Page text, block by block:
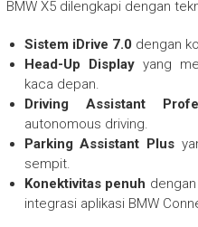
BMW X5 dilengkapi dengan
Sistem iDrive 7.0 dengan
Head-Up Displayyang
kaca depan.
Driving Assistant
autonomous driving.
Parking Assistant Plus
sempit.
Konektivitas penuh
integrasi aplikasi BMW